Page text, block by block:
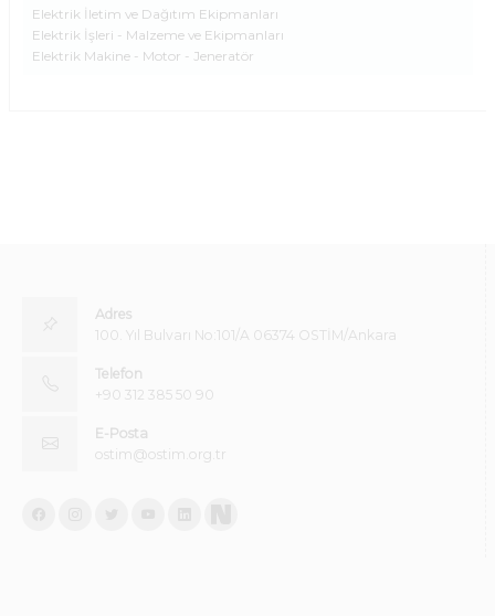
Elektrik İletim ve Dağıtım Ekipmanları
Elektrik İşleri - Malzeme ve Ekipmanları
Elektrik Makine - Motor - Jeneratör
Adres
100. Yıl Bulvarı No:101/A 06374 OSTİM/Ankara
Telefon
+90 312 385 50 90
E-Posta
ostim@ostim.org.tr